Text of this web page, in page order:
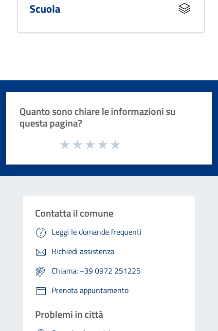
Scuola
Quanto sono chiare le informazioni su
questa pagina?
Valuta da 1 a 5 stelle la pagina
Contatta il comune
Leggi le domande frequenti
Richiedi assistenza
Chiama: +39 0972 251225
Prenota appuntamento
Problemi in città